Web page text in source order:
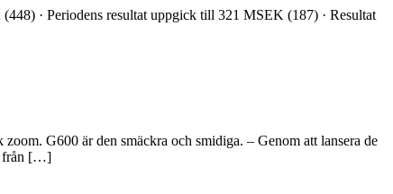
· Periodens resultat uppgick till 321 MSEK (187) · Resultat
G600 är den smäckra och smidiga. – Genom att lansera de
från […]